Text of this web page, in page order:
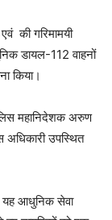
की गरिमामयी
डायल-112 वाहनों
किया।
महानिदेशक अरुण
अधिकारी उपस्थित
यह आधुनिक सेवा